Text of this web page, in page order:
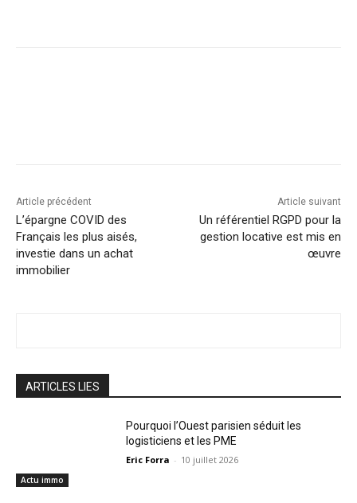
Article précédent
L’épargne COVID des
Français les plus aisés,
investie dans un achat
immobilier
Article suivant
Un référentiel RGPD pour la
gestion locative est mis en
œuvre
ARTICLES LIES
Actu immo
Pourquoi l’Ouest parisien séduit les
logisticiens et les PME
Eric Forra - 10 juillet 2026